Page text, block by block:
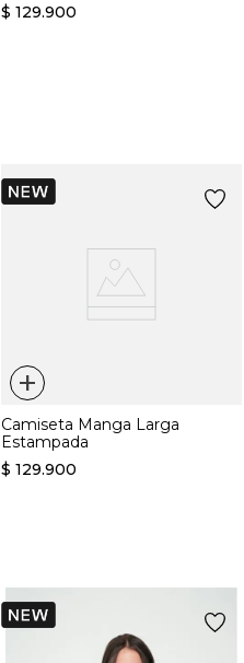
$ 129.900
+
Camiseta Manga Larga
Estampada
$ 129.900